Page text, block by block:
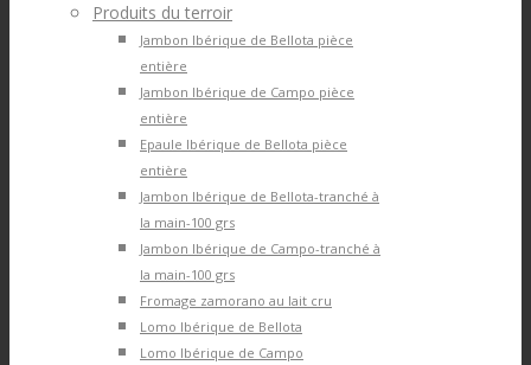
Produits du terroir
Jambon Ibérique de Bellota pièce
entière
Jambon Ibérique de Campo pièce
entière
Epaule Ibérique de Bellota pièce
entière
Jambon Ibérique de Bellota-tranché à
la main-100 grs
Jambon Ibérique de Campo-tranché à
la main-100 grs
Fromage zamorano au lait cru
Lomo Ibérique de Bellota
Lomo Ibérique de Campo